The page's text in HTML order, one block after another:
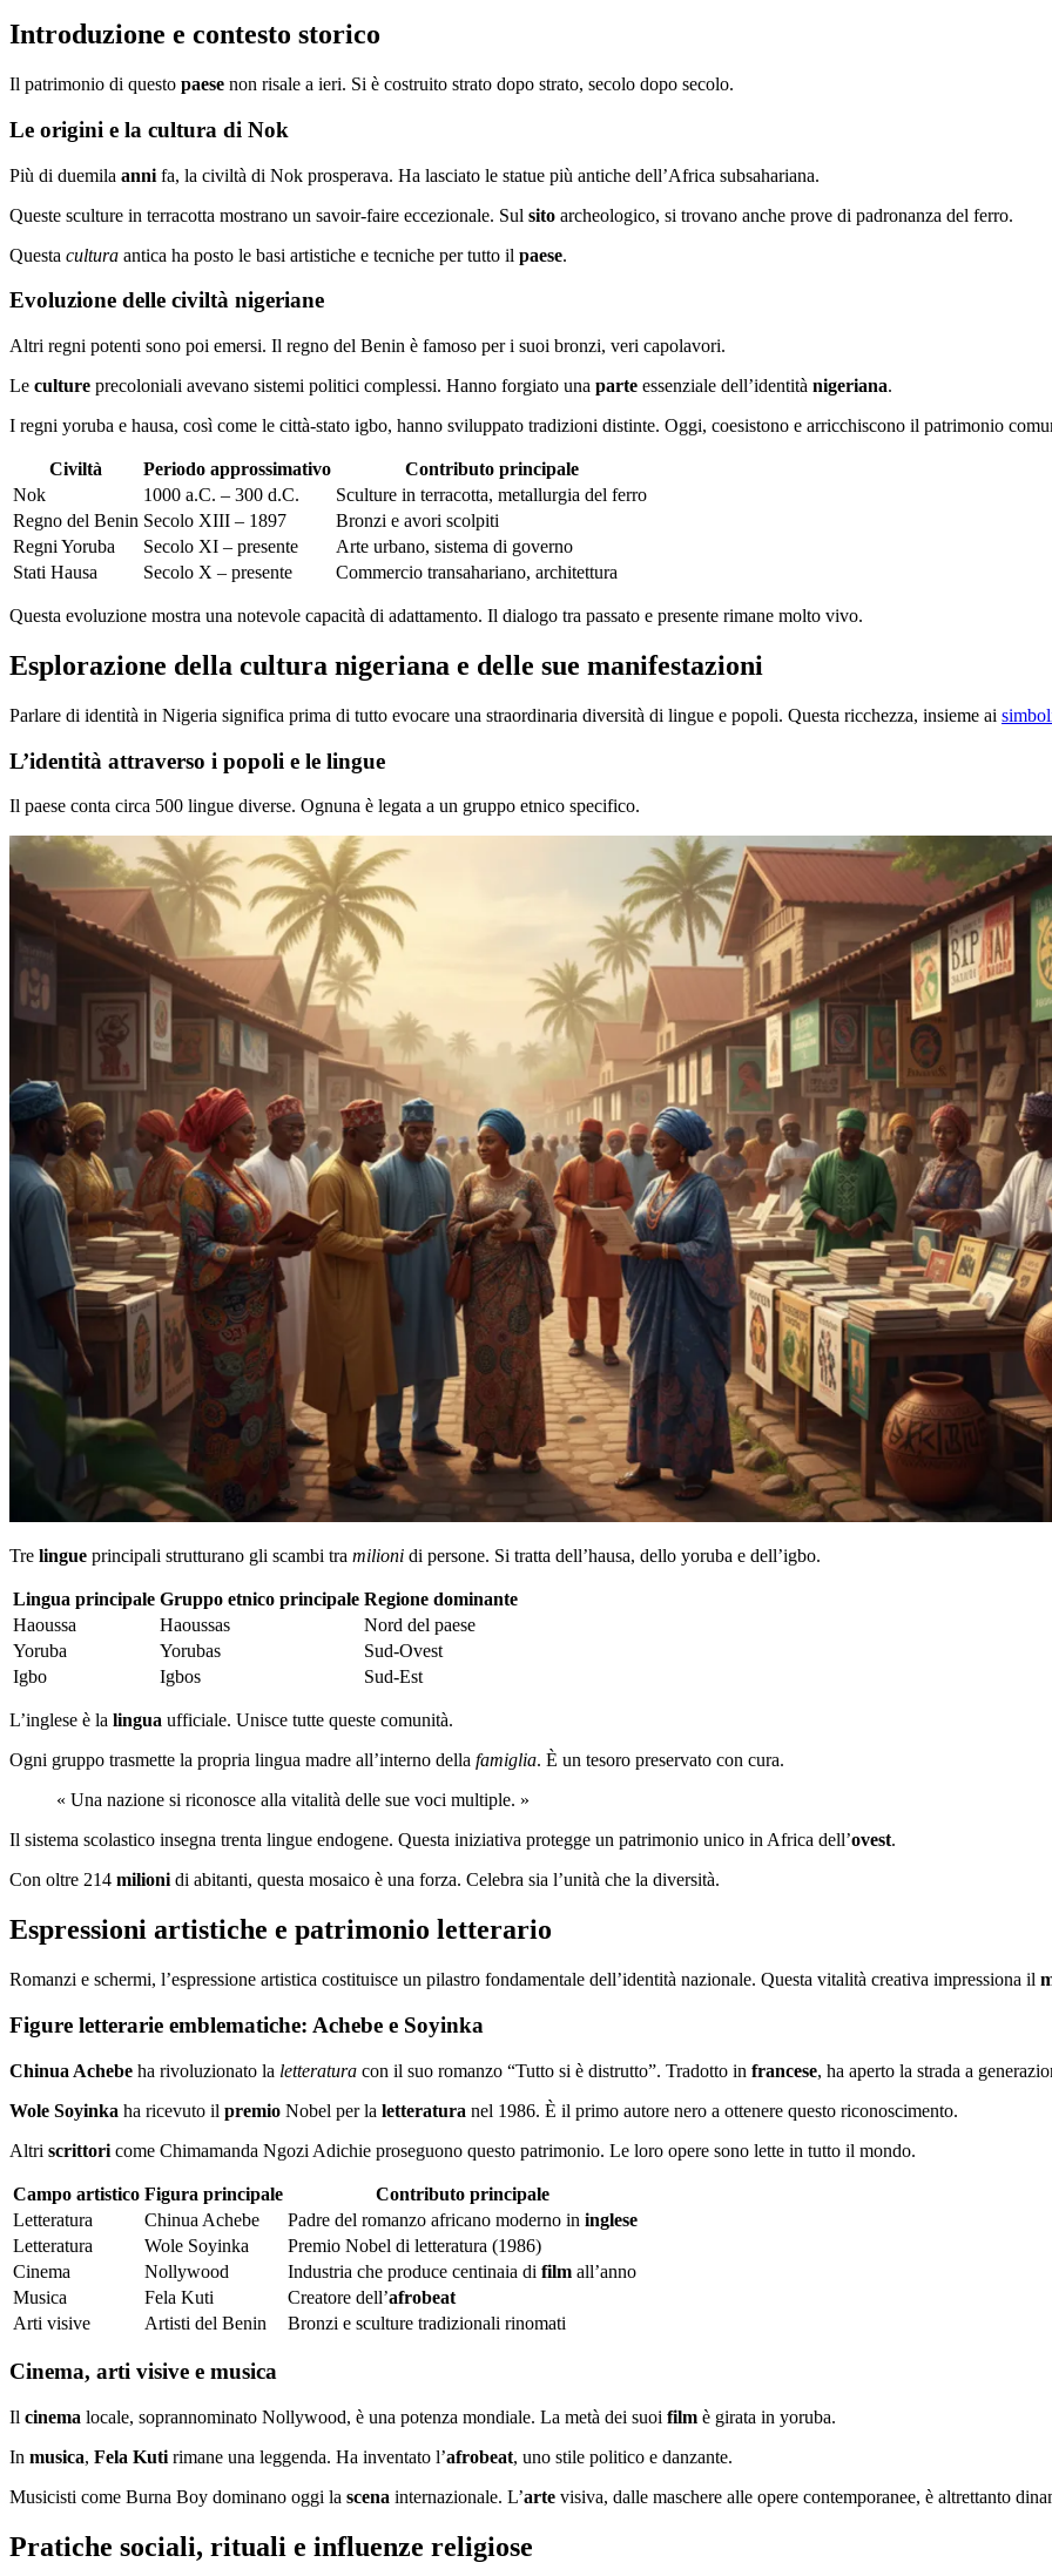
Introduzione e contesto storico
Il patrimonio di questo paese non risale a ieri. Si è costruito strato dopo strato, secolo dopo secolo.
Le origini e la cultura di Nok
Più di duemila anni fa, la civiltà di Nok prosperava. Ha lasciato le statue più antiche dell’Africa subsahariana.
Queste sculture in terracotta mostrano un savoir-faire eccezionale. Sul sito archeologico, si trovano anche prove di padronanza del ferro.
Questa cultura antica ha posto le basi artistiche e tecniche per tutto il paese.
Evoluzione delle civiltà nigeriane
Altri regni potenti sono poi emersi. Il regno del Benin è famoso per i suoi bronzi, veri capolavori.
Le culture precoloniali avevano sistemi politici complessi. Hanno forgiato una parte essenziale dell’identità nigeriana.
I regni yoruba e hausa, così come le città-stato igbo, hanno sviluppato tradizioni distinte. Oggi, coesistono e arricchiscono il patrimonio
Civiltà Periodo approssimativo
Contributo principale
Nok
1000 a.C. – 300 d.C.
Sculture in terracotta, metallurgia del ferro
Regno del Benin Secolo XIII – 1897
Bronzi e avori scolpiti
Regni Yoruba
Secolo XI – presente
Arte urbano, sistema di governo
Stati Hausa
Secolo X – presente Commercio transahariano, architettura
Questa evoluzione mostra una notevole capacità di adattamento. Il dialogo tra passato e presente rimane molto vivo.
Esplorazione della cultura nigeriana e delle sue manifestazioni
Parlare di identità in Nigeria significa prima di tutto evocare una straordinaria diversità di lingue e popoli. Questa ricchezza, insieme ai
L’identità attraverso i popoli e le lingue
Il paese conta circa 500 lingue diverse. Ognuna è legata a un gruppo etnico specifico.
Tre lingue principali strutturano gli scambi tra milioni di persone. Si tratta dell’hausa, dello yoruba e dell’igbo.
Lingua principale Gruppo etnico principale Regione dominante
Haoussa
Haoussas
Nord del paese
Yoruba
Yorubas
Sud-Ovest
Igbo
Igbos Sud-Est
L’inglese è la lingua ufficiale. Unisce tutte queste comunità.
Ogni gruppo trasmette la propria lingua madre all’interno della famiglia. È un tesoro preservato con cura.
« Una nazione si riconosce alla vitalità delle sue voci multiple. »
Il sistema scolastico insegna trenta lingue endogene. Questa iniziativa protegge un patrimonio unico in Africa dell’ovest.
Con oltre 214 milioni di abitanti, questa mosaico è una forza. Celebra sia l’unità che la diversità.
Espressioni artistiche e patrimonio letterario
Romanzi e schermi, l’espressione artistica costituisce un pilastro fondamentale dell’identità nazionale. Questa vitalità creativa impressiona il
Figure letterarie emblematiche: Achebe e Soyinka
Chinua Achebe ha rivoluzionato la letteratura con il suo romanzo “Tutto si è distrutto”. Tradotto in francese, ha aperto la strada a
Wole Soyinka ha ricevuto il premio Nobel per la letteratura nel 1986. È il primo autore nero a ottenere questo riconoscimento.
Altri scrittori come Chimamanda Ngozi Adichie proseguono questo patrimonio. Le loro opere sono lette in tutto il mondo.
Campo artistico Figura principale
Contributo principale
Letteratura
Chinua Achebe Padre del romanzo africano moderno in inglese
Letteratura
Wole Soyinka
Premio Nobel di letteratura (1986)
Cinema
Nollywood Industria che produce centinaia di film all’anno
Musica
Fela Kuti Creatore dell’afrobeat
Arti visive
Artisti del Benin Bronzi e sculture tradizionali rinomati
Cinema, arti visive e musica
Il cinema locale, soprannominato Nollywood, è una potenza mondiale. La metà dei suoi film è girata in yoruba.
In musica, Fela Kuti rimane una leggenda. Ha inventato l’afrobeat, uno stile politico e danzante.
Musicisti come Burna Boy dominano oggi la scena internazionale. L’arte visiva, dalle maschere alle opere contemporanee, è altrettanto
Pratiche sociali, rituali e influenze religiose